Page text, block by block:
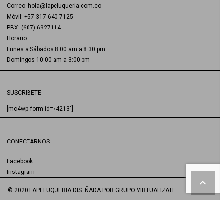
Correo: hola@lapeluqueria.com.co
Móvil: +57 317 640 7125
PBX: (607) 6927114
Horario:
Lunes a Sábados 8:00 am a 8:30 pm
Domingos 10:00 am a 3:00 pm
SUSCRIBETE
[mc4wp_form id=»4213″]
CONECTARNOS
Facebook
Instagram
© 2020 LAPELUQUERIA DISEÑADA POR GRUPO VIRTUALIZATE